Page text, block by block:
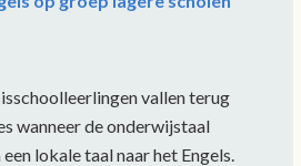
vallen terug
wanneer de onderwijstaal
lokale taal naar het Engels.